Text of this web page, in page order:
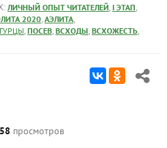
ЛИЧНЫЙ ОПЫТ ЧИТАТЕЛЕЙ, I ЭТАП,
2020, АЭЛИТА,
, ПОСЕВ, ВСХОДЫ, ВСХОЖЕСТЬ,
просмотров